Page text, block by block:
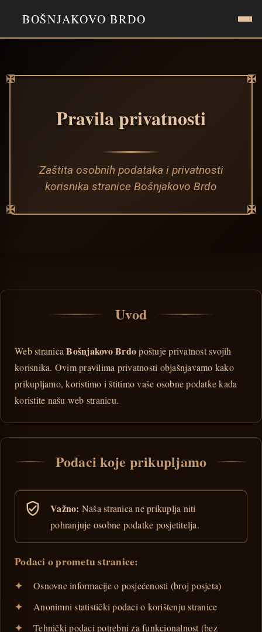
BOŠNJAKOVO BRDO
✠ ✠
Pravila privatnosti
Zaštita osobnih podataka i privatnosti
korisnika stranice Bošnjakovo Brdo
✠
✠
Uvod
Web stranicaBošnjakovo Brdopoštuje privatnost svojih
korisnika. Ovim pravilima privatnosti objašnjavamo kako
prikupljamo, koristimo i štitimo vaše osobne podatke kada
koristite našu web stranicu.
Podaci koje prikupljamo
Važno: Naša stranica ne prikuplja niti
pohranjuje osobne podatke posjetitelja.
Podaci o prometu stranice:
Osnovne informacije o posjećenosti (broj posjeta)
Anonimni statistički podaci o korištenju stranice
Tehnički podaci potrebni za funkcionalnost (bez